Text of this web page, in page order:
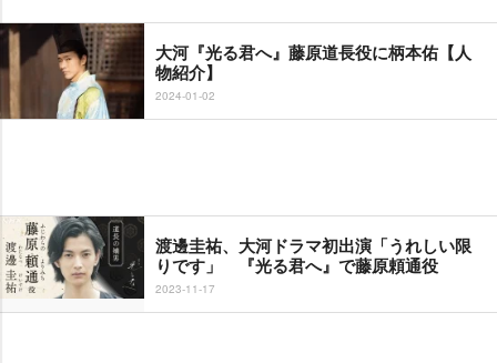
大河『光る君へ』藤原道長役に柄本佑【人
物紹介】
2024-01-02
渡邊圭祐、大河ドラマ初出演「うれしい限
りです」 『光る君へ』で藤原頼通役
2023-11-17